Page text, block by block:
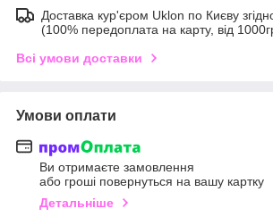
Доставка кур'єром Uklon по Києву
(100% передоплата на карту, від
Всі умови доставки
Умови оплати
Ви отримаєте замовлення
або гроші повернуться на вашу картку
Детальніше